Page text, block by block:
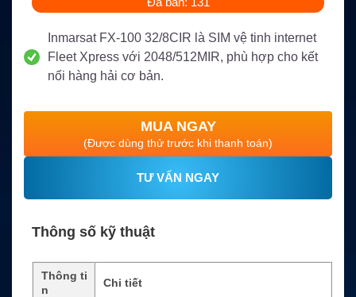
Inmarsat FX-100 32/8CIR là SIM vệ tinh internet
Fleet Xpress với 2048/512MIR, phù hợp cho kết
nối hàng hải cơ bản.
MUA NGAY
(Được dùng thử trước khi thanh toán)
TƯ VẤN NGAY
Thông số kỹ thuật
Thông ti
n
Chi tiết